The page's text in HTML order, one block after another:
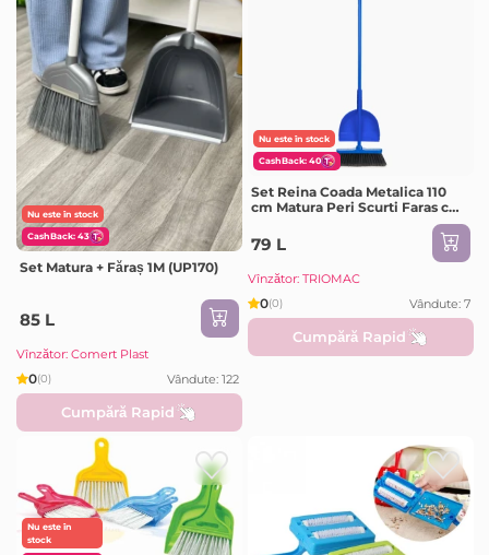
Nu este în stock
CashBack: 43
Set Matura + Făraș 1M (UP170)
85 L
Vînzător: Comert Plast
0(0) Vândute: 122
Cumpără Rapid
Nu este în stock
CashBack: 40
Set Reina Coada Metalica 110
cm Matura Peri Scurti Faras cu
79 L
Vînzător: TRIOMAC
0(0) Vândute: 7
Cumpără Rapid
Nu este în
stock